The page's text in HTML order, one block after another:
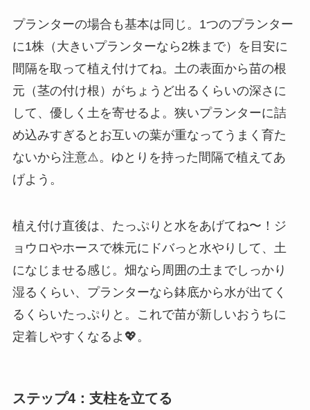
プランターの場合も基本は同じ。1つのプランター
に1株（大きいプランターなら2株まで）を目安に
間隔を取って植え付けてね。土の表面から苗の根
元（茎の付け根）がちょうど出るくらいの深さに
して、優しく土を寄せるよ。狭いプランターに詰
め込みすぎるとお互いの葉が重なってうまく育た
ないから注意⚠️。ゆとりを持った間隔で植えてあ
げよう。
植え付け直後は、たっぷりと水をあげてね〜！ジ
ョウロやホースで株元にドバっと水やりして、土
になじませる感じ。畑なら周囲の土までしっかり
湿るくらい、プランターなら鉢底から水が出てく
るくらいたっぷりと。これで苗が新しいおうちに
定着しやすくなるよ💖。
ステップ4：支柱を立てる